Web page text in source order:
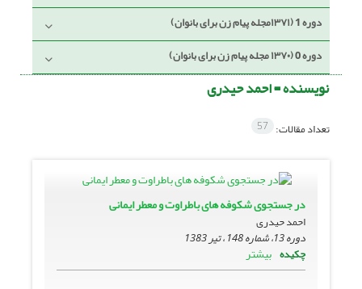
دوره 1 (۱۳۷۱مجله پیام زن برای بانوان)
دوره 0 (۱۳۷۰ مجله پیام زن برای بانوان)
نویسنده =احمد حیدری
تعداد مقالات: 57
در جستجوى شکوفه هاى باطراوت و معطر ایمانى
احمد حیدری
دوره 13، شماره 148 ، تیر 1383
چکیده بیشتر